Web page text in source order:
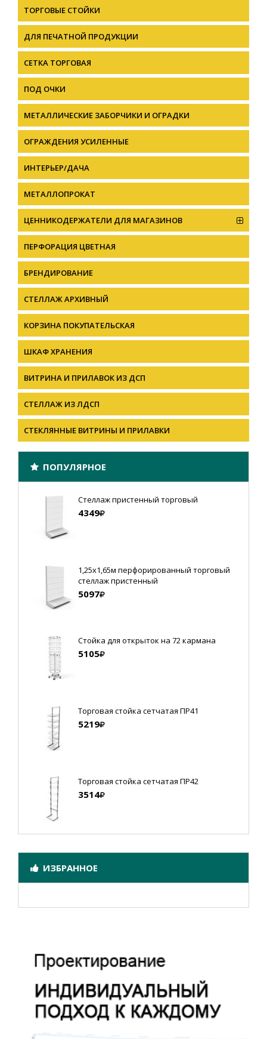
ТОРГОВЫЕ СТОЙКИ
ДЛЯ ПЕЧАТНОЙ ПРОДУКЦИИ
СЕТКА ТОРГОВАЯ
ПОД ОЧКИ
МЕТАЛЛИЧЕСКИЕ ЗАБОРЧИКИ И ОГРАДКИ
ОГРАЖДЕНИЯ УСИЛЕННЫЕ
ИНТЕРЬЕР/ДАЧА
МЕТАЛЛОПРОКАТ
ЦЕННИКОДЕРЖАТЕЛИ ДЛЯ МАГАЗИНОВ
ПЕРФОРАЦИЯ ЦВЕТНАЯ
БРЕНДИРОВАНИЕ
СТЕЛЛАЖ АРХИВНЫЙ
КОРЗИНА ПОКУПАТЕЛЬСКАЯ
ШКАФ ХРАНЕНИЯ
ВИТРИНА И ПРИЛАВОК ИЗ ДСП
СТЕЛЛАЖ ИЗ ЛДСП
СТЕКЛЯННЫЕ ВИТРИНЫ И ПРИЛАВКИ
ПОПУЛЯРНОЕ
Стеллаж пристенный торговый
4349
1,25х1,65м перфорированный торговый
стеллаж пристенный
5097
Стойка для открыток на 72 кармана
5105
Торговая стойка сетчатая ПР41
5219
Торговая стойка сетчатая ПР42
3514
ИЗБРАННОЕ